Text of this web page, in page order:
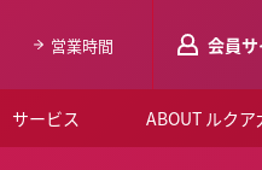
営業時間 会員
サービス ABOUT ルクア